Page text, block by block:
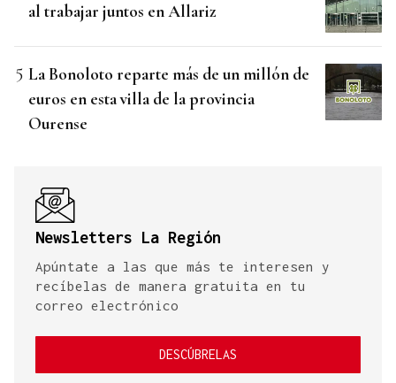
al trabajar juntos en Allariz
La Bonoloto reparte más de un millón de
euros en esta villa de la provincia
Ourense
Newsletters La Región
Apúntate a las que más te interesen y
recíbelas de manera gratuita en tu
correo electrónico
DESCÚBRELAS